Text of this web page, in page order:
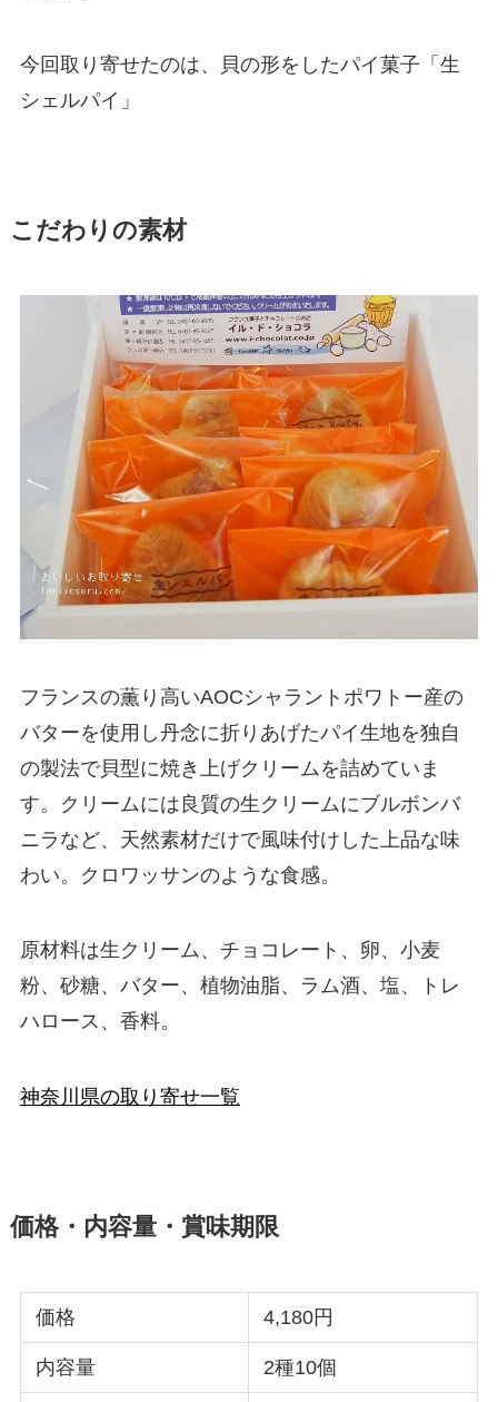
今回取り寄せたのは、貝の形をしたパイ菓子「生
シェルパイ」
こだわりの素材
フランスの薫り高いAOCシャラントポワトー産の
バターを使用し丹念に折りあげたパイ生地を独自
の製法で貝型に焼き上げクリームを詰めていま
す。クリームには良質の生クリームにブルボンバ
ニラなど、天然素材だけで風味付けした上品な味
わい。クロワッサンのような食感。
原材料は生クリーム、チョコレート、卵、小麦
粉、砂糖、バター、植物油脂、ラム酒、塩、トレ
ハロース、香料。
神奈川県の取り寄せ一覧
価格・内容量・賞味期限
価格 4,180円
内容量 2種10個